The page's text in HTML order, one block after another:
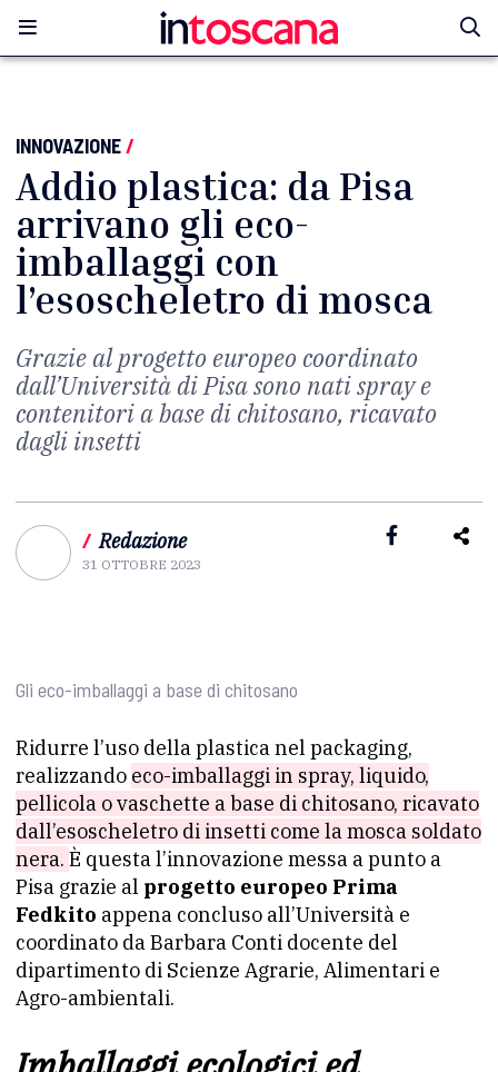
INNOVAZIONE/
Addio plastica: da Pisa
arrivano gli eco-
imballaggi con
l’esoscheletro di mosca
Grazie al progetto europeo coordinato
dall’Università di Pisa sono nati spray e
contenitori a base di chitosano, ricavato
dagli insetti
/ Redazione
31 OTTOBRE 2023
Gli eco-imballaggi a base di chitosano
Ridurre l’uso della plastica nel packaging,
realizzando eco-imballaggi in spray, liquido,
pellicola o vaschette a base di chitosano, ricavato
dall’esoscheletro di insetti come la mosca soldato
nera. È questa l’innovazione messa a punto a
Pisa grazie al progetto europeo Prima
Fedkito appena concluso all’Università e
coordinato da Barbara Conti docente del
dipartimento di Scienze Agrarie, Alimentari e
Agro-ambientali.